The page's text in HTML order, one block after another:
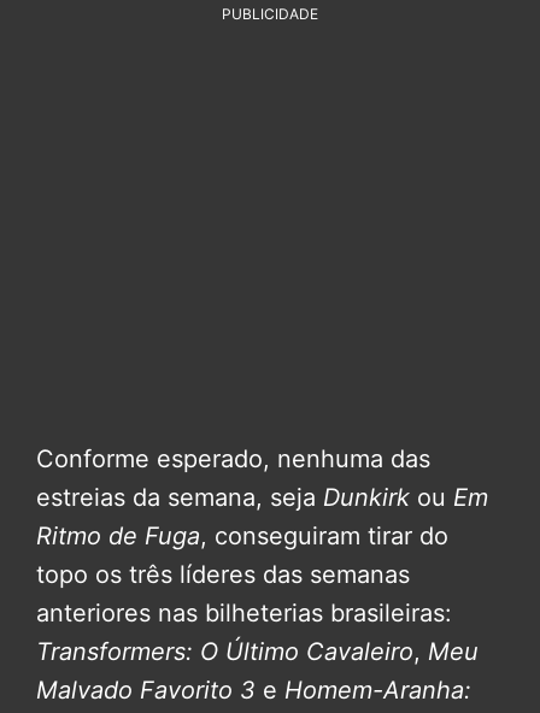
PUBLICIDADE
Conforme esperado, nenhuma das
estreias da semana, seja Dunkirk ou Em
Ritmo de Fuga, conseguiram tirar do
topo os três líderes das semanas
anteriores nas bilheterias brasileiras:
Transformers: O Último Cavaleiro, Meu
Malvado Favorito 3 e Homem-Aranha: